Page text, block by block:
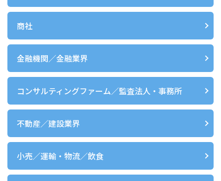
商社
金融機関／金融業界
コンサルティングファーム／監査法人・事務所
不動産／建設業界
小売／運輸・物流／飲食